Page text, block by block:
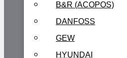
B&R (ACOPOS)
DANFOSS
GEW
HYUNDAI